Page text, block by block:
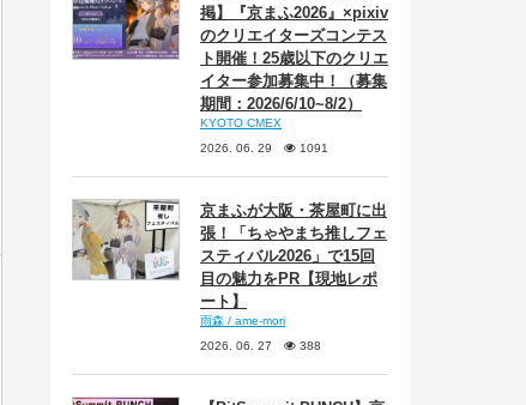
掲】『京まふ2026』×pixiv
のクリエイターズコンテス
ト開催！25歳以下のクリエ
イター参加募集中！（募集
期間：2026/6/10~8/2）
KYOTO CMEX
2026. 06. 29
1091
京まふが大阪・茶屋町に出
張！「ちゃやまち推しフェ
スティバル2026」で15回
目の魅力をPR【現地レポ
ート】
雨森 / ame-mori
2026. 06. 27
388